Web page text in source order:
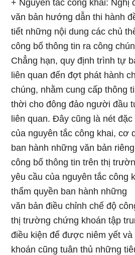
+ Nguyên tắc công khai: Nghị
văn bản hướng dẫn thi hành
tiết những nội dung các chủ
công bố thông tin ra công
Chẳng hạn, quy định trình tự
liên quan đến đợt phát hành
chúng, nhằm cung cấp thông
thời cho đông đảo người đầu
liên quan. Đây cũng là nét
của nguyên tắc công khai, cơ
ban hành những văn bản
công bố thông tin trên thị
yêu cầu của nguyên tắc công
thẩm quyền ban hành những
văn bản điều chỉnh chế độ
thị trường chứng khoán tập
điều kiện để được niêm yết
khoán cũng tuân thủ những